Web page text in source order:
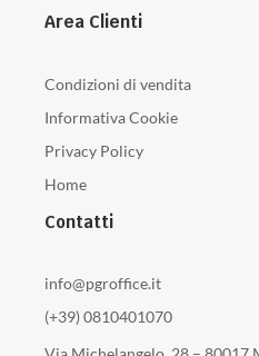
Area Clienti
Condizioni di vendita
Informativa Cookie
Privacy Policy
Home
Contatti
info@pgroffice.it
(+39) 0810401070